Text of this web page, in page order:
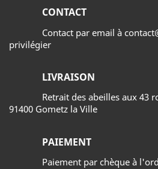
CONTACT
Contact par email à
privilégier
LIVRAISON
Retrait des abeilles aux 43
91400 Gometz la Ville
PAIEMENT
Paiement par chèque à